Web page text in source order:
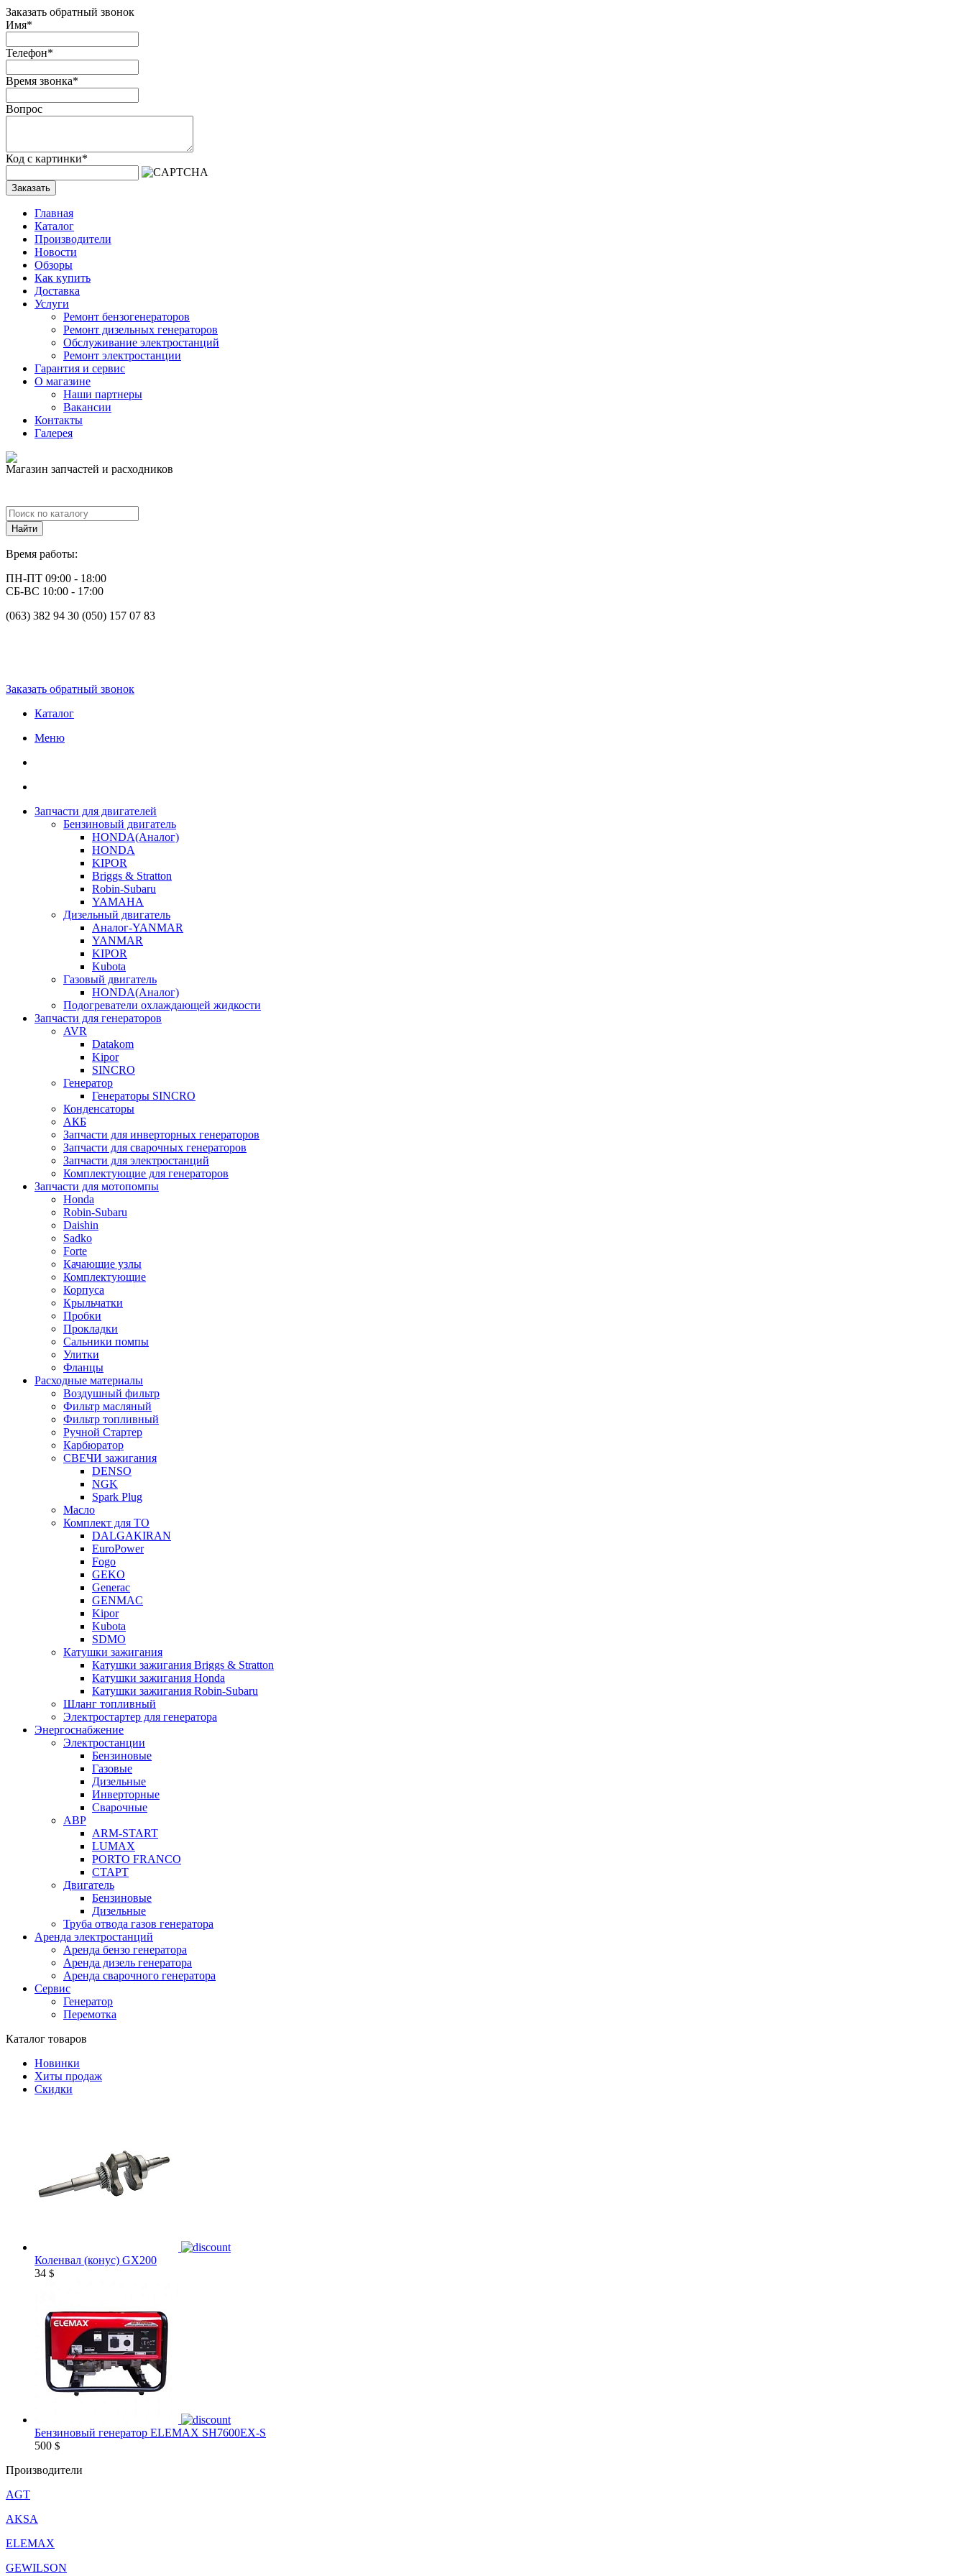
Заказать обратный звонок
Имя*
Телефон*
Время звонка*
Вопрос
Код с картинки*
Заказать
Главная
Каталог
Производители
Новости
Обзоры
Как купить
Доставка
Услуги
Ремонт бензогенераторов
Ремонт дизельных генераторов
Обслуживание электростанций
Ремонт электростанции
Гарантия и сервис
О магазине
Наши партнеры
Вакансии
Контакты
Галерея
Магазин запчастей и расходников
Время работы:
ПН-ПТ 09:00 - 18:00
СБ-ВС 10:00 - 17:00
(063) 382 94 30 (050) 157 07 83
Заказать обратный звонок
Каталог
Меню
Запчасти для двигателей
Бензиновый двигатель
HONDA(Aналог)
HONDA
KIPOR
Briggs & Stratton
Robin-Subaru
YAMAHA
Дизельный двигатель
Аналог-YANMAR
YANMAR
KIPOR
Kubota
Газовый двигатель
HONDA(Aналог)
Подогреватели охлаждающей жидкости
Запчасти для генераторов
AVR
Datakom
Kipor
SINCRO
Генератор
Генераторы SINCRO
Конденсаторы
АКБ
Запчасти для инверторных генераторов
Запчасти для сварочных генераторов
Запчасти для электростанций
Комплектующие для генераторов
Запчасти для мотопомпы
Honda
Robin-Subaru
Daishin
Sadko
Forte
Качающие узлы
Комплектующие
Корпуса
Крыльчатки
Пробки
Прокладки
Сальники помпы
Улитки
Фланцы
Расходные материалы
Воздушный фильтр
Фильтр масляный
Фильтр топливный
Ручной Стартер
Карбюратор
СВЕЧИ зажигания
DENSO
NGK
Spark Plug
Масло
Комплект для ТО
DALGAKIRAN
EuroPower
Fogo
GEKO
Generac
GENMAC
Kipor
Kubota
SDMO
Катушки зажигания
Катушки зажигания Briggs & Stratton
Катушки зажигания Honda
Катушки зажигания Robin-Subaru
Шланг топливный
Электростартер для генератора
Энергоснабжение
Электростанции
Бензиновые
Газовые
Дизельные
Инверторные
Сварочные
АВР
ARM-START
LUMAX
PORTO FRANCO
СТАРТ
Двигатель
Бензиновые
Дизельные
Труба отвода газов генератора
Аренда электростанций
Аренда бензо генератора
Аренда дизель генератора
Аренда сварочного генератора
Сервис
Генератор
Перемотка
Каталог товаров
Новинки
Хиты продаж
Скидки
Коленвал (конус) GX200
34 $
Бензиновый генератор ELEMAX SH7600EX-S
500 $
Производители
AGT
AKSA
ELEMAX
GEWILSON